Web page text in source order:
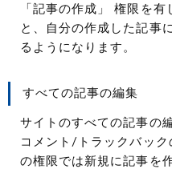
「記事の作成」 権限を
と、自分の作成した記事
るようになります。
すべての記事の編集
サイトのすべての記事の
コメント/トラックバック
の権限では新規に記事を